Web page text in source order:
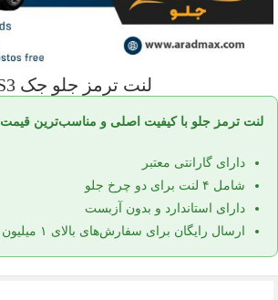
لنت ترمز جلو جک S3
لنت ترمز جلو با کیفیت اصلی و مناسب‌ترین قیمت
دارای گارانتی معتبر
شامل ۴ لنت برای دو چرخ جلو
دارای استاندارد و بدون آزبست
ارسال رایگان برای سفارش‌های بالای ۱ میلیون تومان